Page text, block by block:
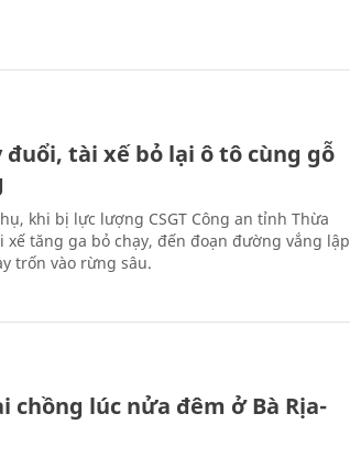
đuổi, tài xế bỏ lại ô tô cùng gỗ
khi bị lực lượng CSGT Công an tỉnh Thừa
xế tăng ga bỏ chạy, đến đoạn đường vắng lập
trốn vào rừng sâu.
chồng lúc nửa đêm ở Bà Rịa-